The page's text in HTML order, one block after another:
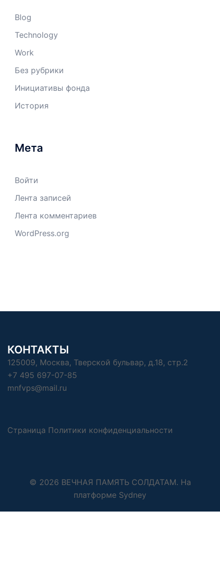
Blog
Technology
Work
Без рубрики
Инициативы фонда
История
Мета
Войти
Лента записей
Лента комментариев
WordPress.org
КОНТАКТЫ
125009, Москва, Тверской бульвар, д.18, стр.2
+7 495 697-07-85
mnfvps@mail.ru
Страница Политики конфиденциальности
© 2026 ВЕЧНАЯ ПАМЯТЬ СОЛДАТАМ. На
платформе Sydney